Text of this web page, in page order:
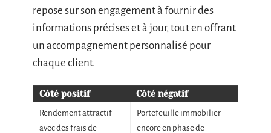
repose sur son engagement à fournir des
informations précises et à jour, tout en offrant
un accompagnement personnalisé pour
chaque client.
Côté positif Côté négatif
Rendement attractif
avec des frais de
Portefeuille immobilier
encore en phase de